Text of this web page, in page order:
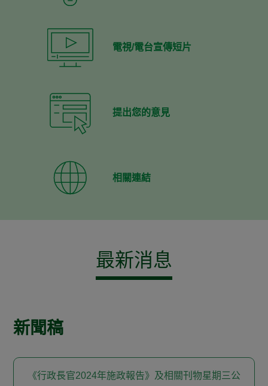
電視/電台宣傳短片
提出您的意見
相關連結
最新消息
新聞稿
《行政長官2024年施政報告》及相關刊物星期三公